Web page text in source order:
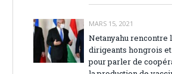
MARS 15, 2021
Netanyahu rencontre
dirigeants hongrois et
pour parler de